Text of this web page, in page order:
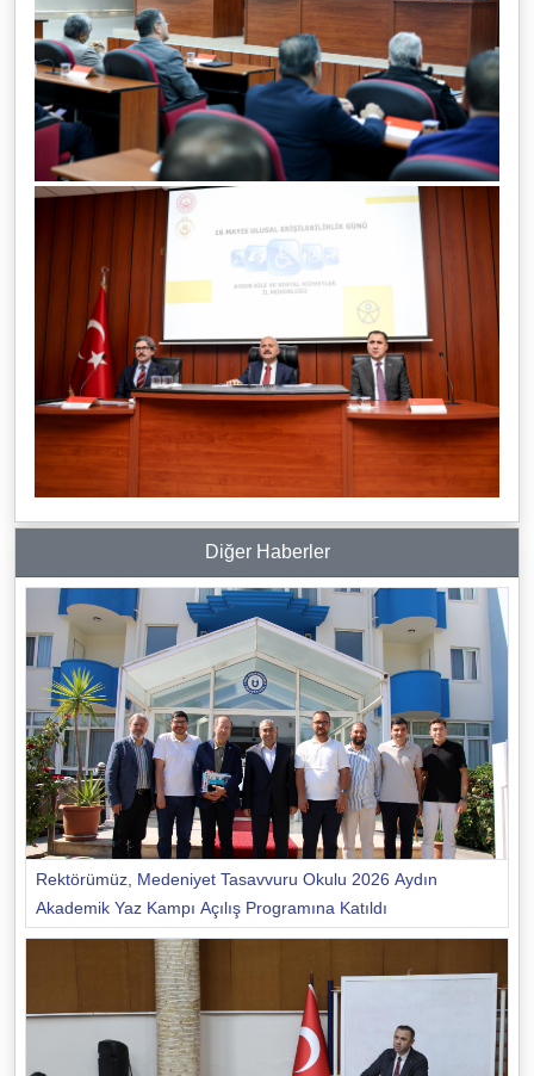
Diğer Haberler
Rektörümüz, Medeniyet Tasavvuru Okulu 2026 Aydın
Akademik Yaz Kampı Açılış Programına Katıldı